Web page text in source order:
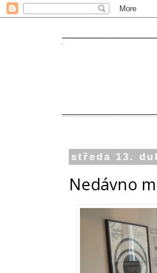
středa 13.
Nedávno